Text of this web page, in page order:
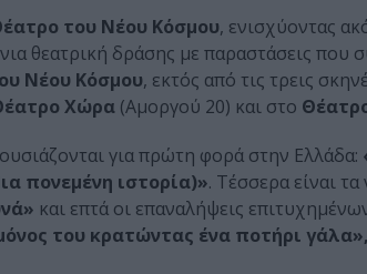
του Νέου Κόσμου, ενισχύοντας
θεατρική δράσης με παραστάσεις που
Νέου Κόσμου, εκτός από τις τρεις
Χώρα (Αμοργού 20) και στο
για πρώτη φορά στην Ελλάδα:
πονεμένη ιστορία)». Τέσσερα είναι
και επτά οι επαναλήψεις
του κρατώντας ένα ποτήρι